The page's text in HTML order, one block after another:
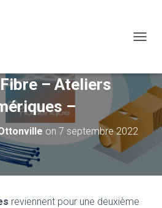
– Ateliers
–
on 7 septembre 2022
reviennent pour une deuxième